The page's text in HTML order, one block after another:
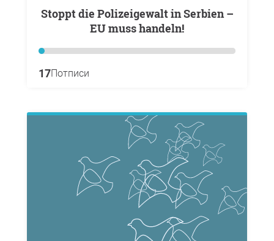
Stoppt die Polizeigewalt in Serbien –
EU muss handeln!
17Потписи